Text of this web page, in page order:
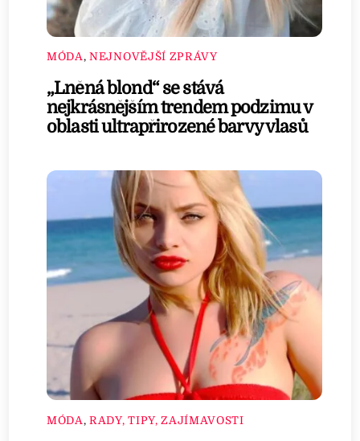
MÓDA,NEJNOVĚJŠÍ ZPRÁVY
„Lněná blond“ se stává
nejkrásnějším trendem podzimu v
oblasti ultrapřirozené barvy vlasů
MÓDA ,RADY, TIPY, ZAJÍMAVOSTI